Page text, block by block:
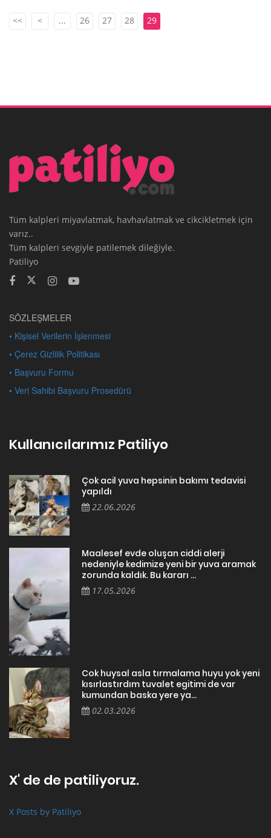
<< < ... 26 27 28 29
Tüm kalpleri miyavlatmak, havhavlatmak ve cikcikletmek için
varız..
Tüm kalpleri sevgiyle patilemek dileğiyle.
Patiliyo
SÖZLEŞMELER
• Kişisel Verilerin İşlenmesi
• Çerez Gizlilik Politikası
• Başvuru Formu
• Veri Sahibi Başvuru Prosedürü
Kullanıcılarımız Patiliyo
Çok acil yuva hepsinin bakımı tedavisi
yapıldı
22.06.2026
Maalesef evde oluşan ciddi alerji
nedeniyle kedimize yeni bir yuva aramak
zorunda kaldık. Bu kararı ...
17.05.2026
Cok huysal asla tırmalama huyu yok yeni
kısırlastırdım tuvalet egitimi de var
kumundan baska yere ya...
02.03.2026
X' de de patiliyoruz.
X Posts by Patiliyo